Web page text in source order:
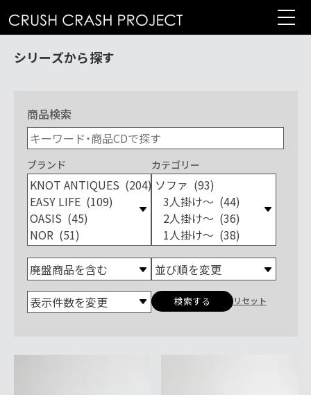
テ
シリーズから探す
商品検索
ブランド
ブ
ラ
ン
ド
カテゴリー
カ
ー
リセット